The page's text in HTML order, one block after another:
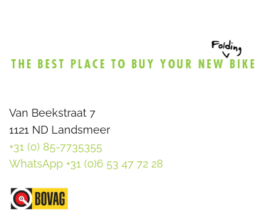
Van Beekstraat 7
1121 ND Landsmeer
+31 (0) 85-7735355
WhatsApp +31 (0)6 53 47 72 28